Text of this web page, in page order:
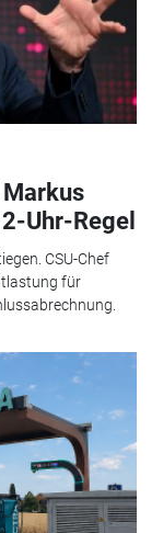
Uhr-Regel
CSU-Chef
für